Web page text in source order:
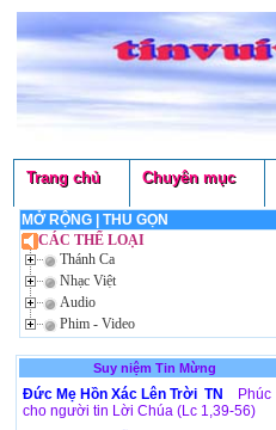
Trang chủ Chuyên mục
MỞ RỘNG| THU GỌN
CÁC THỂ LOẠI
Thánh Ca
Nhạc Việt
Audio
Phim - Video
Suy niệm Tin Mừng
Đức Mẹ Hồn Xác Lên Trời TN
Phúc
cho người tin Lời Chúa (Lc 1,39-56)